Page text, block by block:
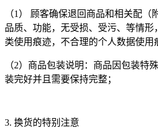
（1） 顾客确保退回商品和相关配（
品质、功能，无受损、受污、等情
类使用痕迹，不合理的个人数据使用
（2）商品包装说明：商品因包装特
装完好并且需要保持完整；
3. 换货的特别注意